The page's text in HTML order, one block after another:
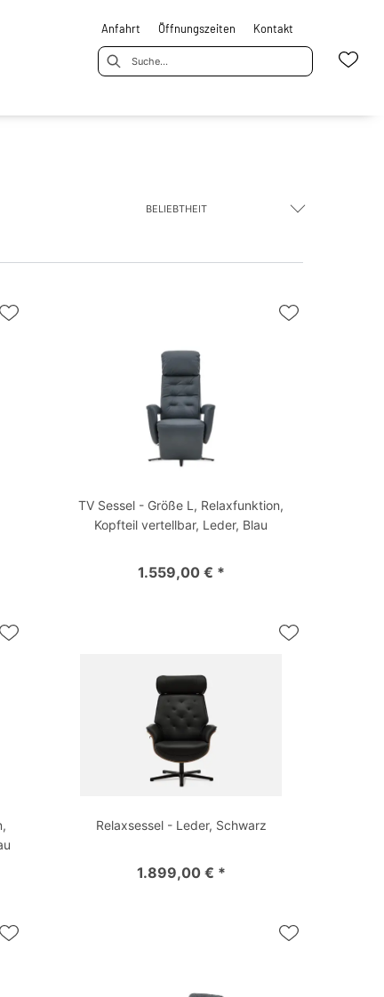
Anfahrt Öffnungszeiten Kontakt
BELIEBTHEIT
TV Sessel - Größe L, Relaxfunktion,
Kopfteil vertellbar, Leder, Blau
1.559,00 € *
Relaxsessel - Leder, Schwarz
1.899,00 € *